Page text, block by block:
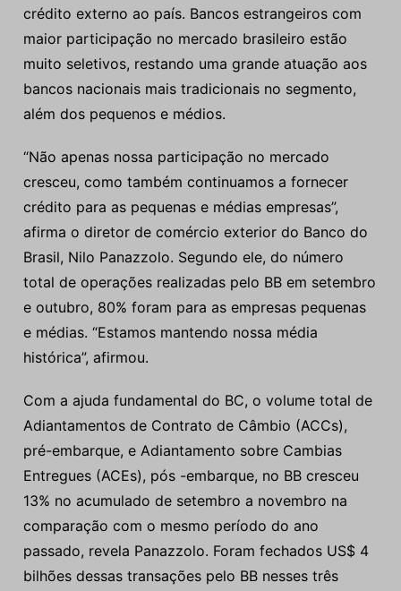
crédito externo ao país. Bancos estrangeiros com
maior participação no mercado brasileiro estão
muito seletivos, restando uma grande atuação aos
bancos nacionais mais tradicionais no segmento,
além dos pequenos e médios.
“Não apenas nossa participação no mercado
cresceu, como também continuamos a fornecer
crédito para as pequenas e médias empresas”,
afirma o diretor de comércio exterior do Banco do
Brasil, Nilo Panazzolo. Segundo ele, do número
total de operações realizadas pelo BB em setembro
e outubro, 80% foram para as empresas pequenas
e médias. “Estamos mantendo nossa média
histórica”, afirmou.
Com a ajuda fundamental do BC, o volume total de
Adiantamentos de Contrato de Câmbio (ACCs),
pré-embarque, e Adiantamento sobre Cambias
Entregues (ACEs), pós -embarque, no BB cresceu
13% no acumulado de setembro a novembro na
comparação com o mesmo período do ano
passado, revela Panazzolo. Foram fechados US$ 4
bilhões dessas transações pelo BB nesses três